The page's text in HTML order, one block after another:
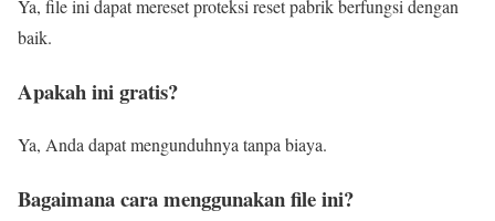
Ya, file ini dapat mereset proteksi reset pabrik berfungsi dengan
baik.
Apakah ini gratis?
Ya, Anda dapat mengunduhnya tanpa biaya.
Bagaimana cara menggunakan file ini?